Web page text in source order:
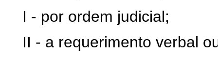
I - por ordem judicial;
II - a requerimento verbal